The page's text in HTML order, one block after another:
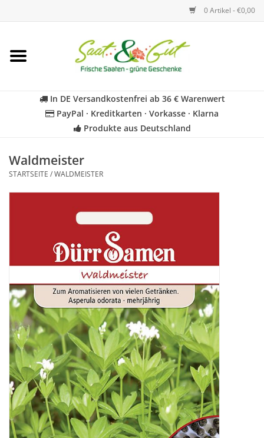
0 Artikel - €0,00
Startseite
Kräuter
Geschenkideen
Katalog
In DE Versandkostenfrei ab 36 € Warenwert
PayPal · Kreditkarten · Vorkasse · Klarna
Produkte aus Deutschland
Waldmeister
STARTSEITE /WALDMEISTER